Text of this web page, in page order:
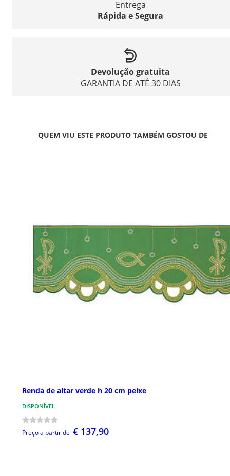
Entrega
Rápida e Segura
Devolução gratuita
GARANTIA DE ATÉ 30 DIAS
QUEM VIU ESTE PRODUTO TAMBÉM GOSTOU DE
Renda de altar verde h 20 cm peixe
DISPONÍVEL
Preço a partir de € 137,90